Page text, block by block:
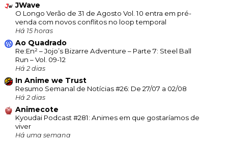
JWave
O Longo Verão de 31 de Agosto Vol. 10 entra em pré-
venda com novos conflitos no loop temporal
Há 15 horas
Ao Quadrado
Re:En² – Jojo’s Bizarre Adventure – Parte 7: Steel Ball
Run – Vol. 09-12
Há 2 dias
In Anime we Trust
Resumo Semanal de Notícias #26: De 27/07 a 02/08
Há 2 dias
Animecote
Kyoudai Podcast #281: Animes em que gostaríamos de
viver
Há uma semana